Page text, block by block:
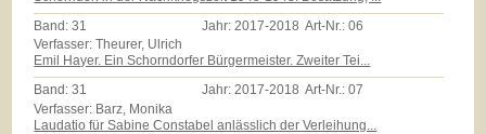
Band:31 Jahr:2017-2018 Art-Nr.:06
Verfasser: Theurer, Ulrich
Emil Hayer. Ein Schorndorfer Bürgermeister. Zweiter Tei...
Band:31 Jahr:2017-2018 Art-Nr.:07
Verfasser: Barz, Monika
Laudatio für Sabine Constabel anlässlich der Verleihung...